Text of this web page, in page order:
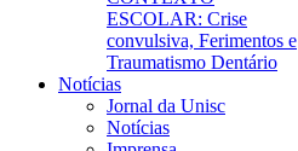
ESCOLAR: Crise
convulsiva, Ferimentos e
Traumatismo Dentário
Notícias
Jornal da Unisc
Notícias